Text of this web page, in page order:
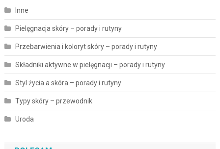
Inne
Pielęgnacja skóry – porady i rutyny
Przebarwienia i koloryt skóry – porady i rutyny
Składniki aktywne w pielęgnacji – porady i rutyny
Styl życia a skóra – porady i rutyny
Typy skóry – przewodnik
Uroda